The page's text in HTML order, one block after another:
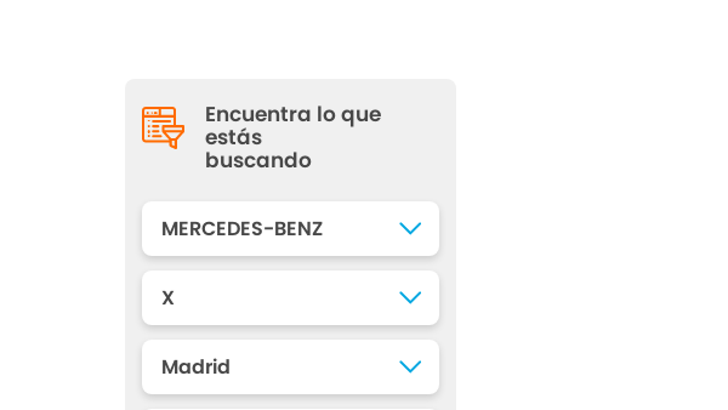
Encuentra lo que
estás
buscando